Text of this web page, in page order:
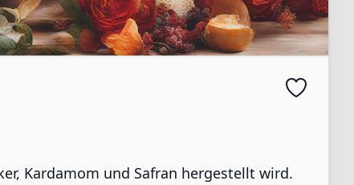
Kardamom und Safran hergestellt wird.